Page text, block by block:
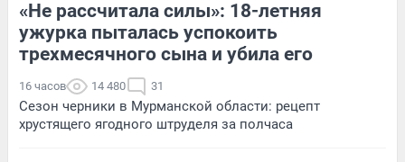
«Не рассчитала силы»: 18-летняя
ужурка пыталась успокоить
трехмесячного сына и убила его
16 часов 14 480 31
Сезон черники в Мурманской области: рецепт
хрустящего ягодного штруделя за полчаса